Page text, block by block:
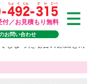
付／お見積もり無料
お問い合わせ